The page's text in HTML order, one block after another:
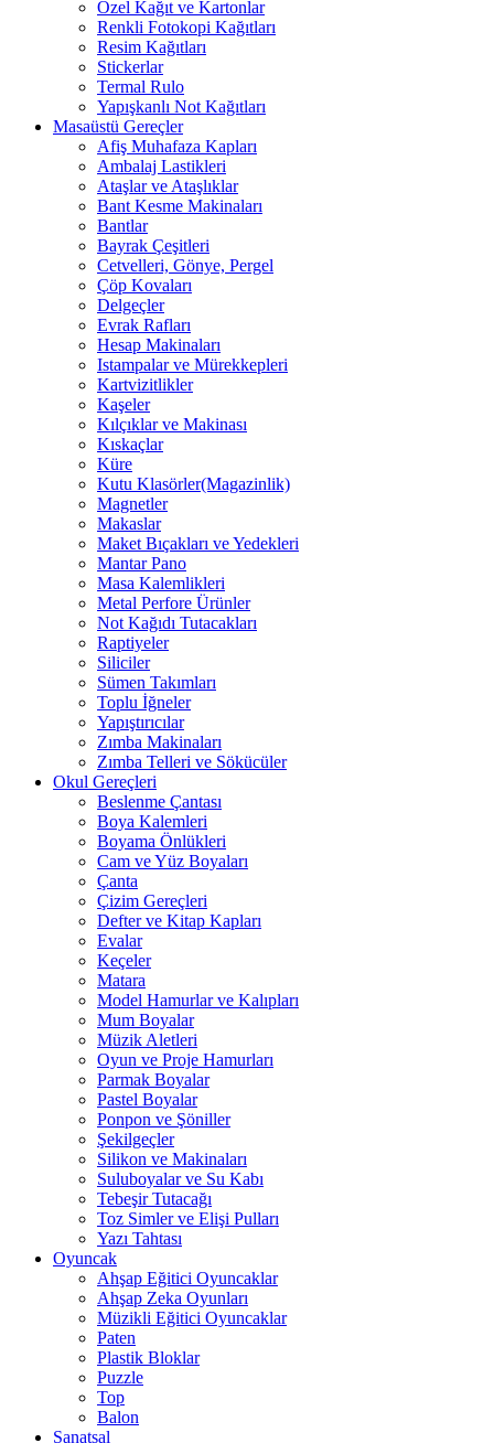
Özel Kağıt ve Kartonlar
Renkli Fotokopi Kağıtları
Resim Kağıtları
Stickerlar
Termal Rulo
Yapışkanlı Not Kağıtları
Masaüstü Gereçler
Afiş Muhafaza Kapları
Ambalaj Lastikleri
Ataşlar ve Ataşlıklar
Bant Kesme Makinaları
Bantlar
Bayrak Çeşitleri
Cetvelleri, Gönye, Pergel
Çöp Kovaları
Delgeçler
Evrak Rafları
Hesap Makinaları
Istampalar ve Mürekkepleri
Kartvizitlikler
Kaşeler
Kılçıklar ve Makinası
Kıskaçlar
Küre
Kutu Klasörler(Magazinlik)
Magnetler
Makaslar
Maket Bıçakları ve Yedekleri
Mantar Pano
Masa Kalemlikleri
Metal Perfore Ürünler
Not Kağıdı Tutacakları
Raptiyeler
Siliciler
Sümen Takımları
Toplu İğneler
Yapıştırıcılar
Zımba Makinaları
Zımba Telleri ve Sökücüler
Okul Gereçleri
Beslenme Çantası
Boya Kalemleri
Boyama Önlükleri
Cam ve Yüz Boyaları
Çanta
Çizim Gereçleri
Defter ve Kitap Kapları
Evalar
Keçeler
Matara
Model Hamurlar ve Kalıpları
Mum Boyalar
Müzik Aletleri
Oyun ve Proje Hamurları
Parmak Boyalar
Pastel Boyalar
Ponpon ve Şöniller
Şekilgeçler
Silikon ve Makinaları
Suluboyalar ve Su Kabı
Tebeşir Tutacağı
Toz Simler ve Elişi Pulları
Yazı Tahtası
Oyuncak
Ahşap Eğitici Oyuncaklar
Ahşap Zeka Oyunları
Müzikli Eğitici Oyuncaklar
Paten
Plastik Bloklar
Puzzle
Top
Balon
Sanatsal